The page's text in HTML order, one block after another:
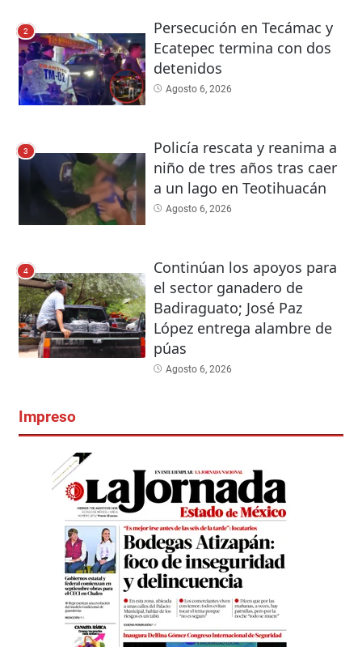
2
Persecución en Tecámac y
Ecatepec termina con dos
detenidos
Agosto 6, 2026
3
Policía rescata y reanima a
niño de tres años tras caer
a un lago en Teotihuacán
Agosto 6, 2026
4
Continúan los apoyos para
el sector ganadero de
Badiraguato; José Paz
López entrega alambre de
púas
Agosto 6, 2026
Impreso